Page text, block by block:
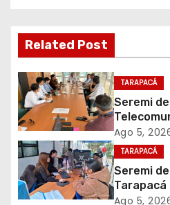
a
c
i
ó
n
d
Related Post
TARAPACÁ
Seremi
primera
para el
desuso en
Ago 5,
TARAPACÁ
Seremi
Tarapacá
Ago 5,